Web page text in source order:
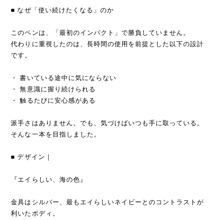
■ なぜ「使い続けたくなる」のか
このペンは、「最初のインパクト」で勝負していません。
代わりに重視したのは、長時間の使用を前提とした以下の設計
です。
・ 書いている途中に気にならない
・ 無意識に握り続けられる
・ 触るたびに安心感がある
派手さはありません。でも、気づけばいつも手に取っている。
そんな一本を目指しました。
■ デザイン｜
『エイらしい、海の色』
金具はシルバー、最もエイらしいネイビーとのコントラストが
利いたボディ。